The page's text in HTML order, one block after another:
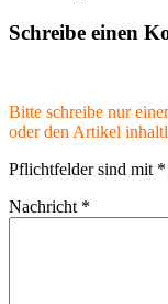
Schreibe einen
Bitte schreibe nur
oder den Artikel
Pflichtfelder sind mit *
Nachricht *